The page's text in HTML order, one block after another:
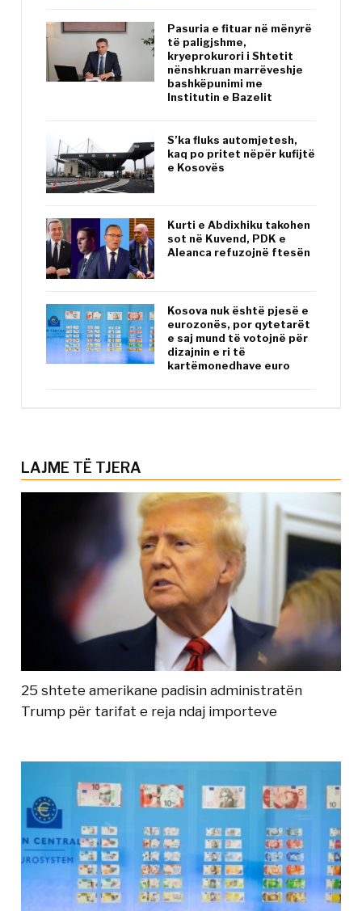
Pasuria e fituar në mënyrë
të paligjshme,
kryeprokurori i Shtetit
nënshkruan marrëveshje
bashkëpunimi me
Institutin e Bazelit
S’ka fluks automjetesh,
kaq po pritet nëpër kufijtë
e Kosovës
Kurti e Abdixhiku takohen
sot në Kuvend, PDK e
Aleanca refuzojnë ftesën
Kosova nuk është pjesë e
eurozonës, por qytetarët
e saj mund të votojnë për
dizajnin e ri të
kartëmonedhave euro
LAJME TË TJERA
25 shtete amerikane padisin administratën
Trump për tarifat e reja ndaj importeve